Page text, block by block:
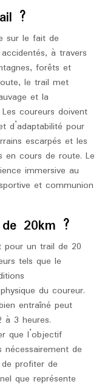
?
sur le fait de
à travers
forêts et
le trail met
et la
coureurs doivent
d’adaptabilité pour
escarpés et les
en cours de route. Le
immersive au
et communion
20km ?
un trail de 20
tels que le
du coureur.
entraîné peut
3 heures.
que l’objectif
de
profiter de
que représente